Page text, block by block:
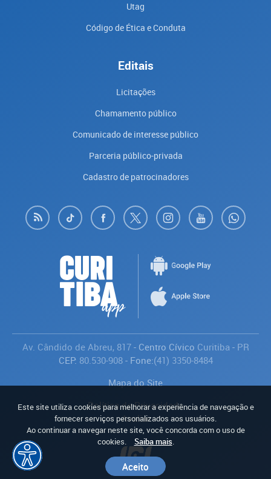
Utag
Código de Ética e Conduta
Editais
Licitações
Chamamento público
Comunicado de interesse público
Parceria público-privada
Cadastro de patrocinadores
Av. Cândido de Abreu, 817- Centro Cívico Curitiba- PR
CEP: 80.530-908- Fone:(41) 3350-8484
Mapa do Site
Política de Privacidade
Avaliar
Este site utiliza cookies para melhorar a experiência de navegação e
fornecer serviços personalizados aos usuários.
Ao continuar a navegar neste site, você concorda com o uso de
cookies.
Saiba mais.
Aceito